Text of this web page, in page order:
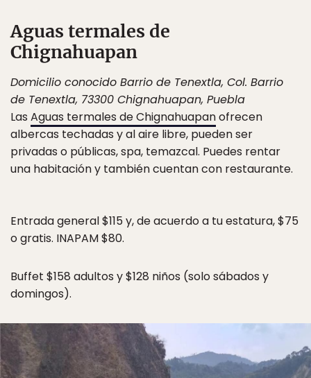
Aguas termales de
Chignahuapan
Domicilio conocido Barrio de Tenextla, Col. Barrio
de Tenextla, 73300 Chignahuapan, Puebla
Las Aguas termales de Chignahuapanofrecen
albercas techadas y al aire libre, pueden ser
privadas o públicas, spa, temazcal. Puedes rentar
una habitación y también cuentan con restaurante.
Entrada general $115 y, de acuerdo a tu estatura, $75
o gratis. INAPAM $80.
Buffet $158 adultos y $128 niños (solo sábados y
domingos).